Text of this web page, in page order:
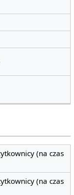
(na czas
(na czas